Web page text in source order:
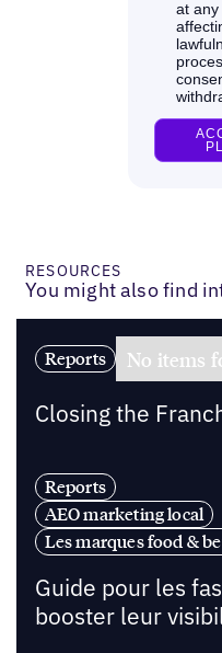
RESOURCES
You might also find
Reports No items
Closing the
Reports
AEO marketing local
Les marques food &
Guide pour les
booster leur